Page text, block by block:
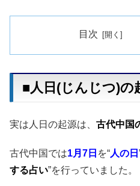
目次
■人日(じんじつ)の
実は人日の起源は、 古代中国
古代中国では1月7日 を“人の日
する占い”を行っていました。